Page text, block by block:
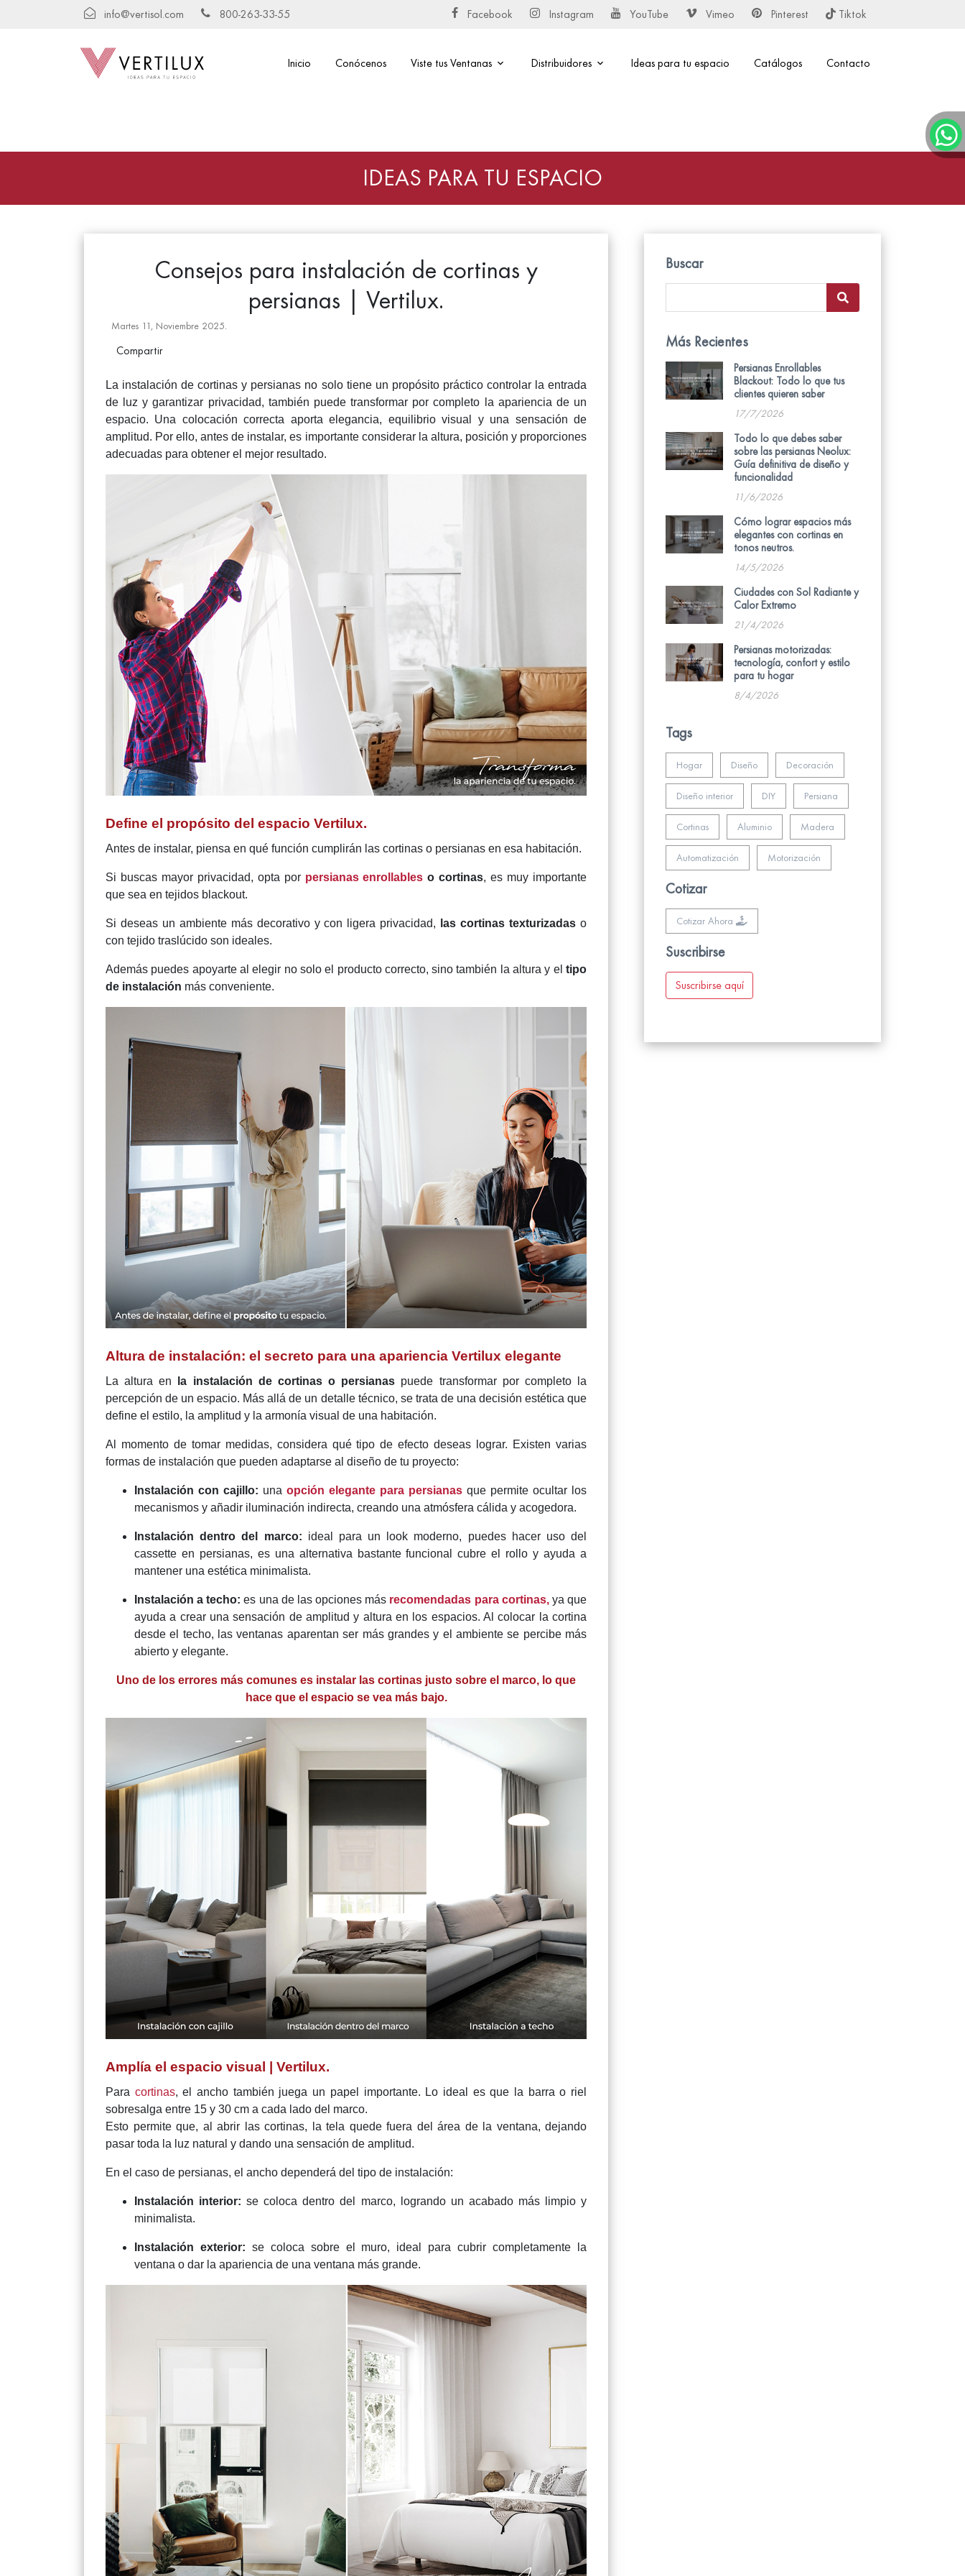
info@vertisol.com 800-263-33-55 Facebook Instagram YouTube Vimeo Pinterest Tiktok
Inicio Conócenos Viste tus Ventanas Distribuidores Ideas para tu espacio Catálogos Contacto
IDEAS PARA TU ESPACIO
Consejos para instalación de cortinas y
persianas | Vertilux.
Martes 11, Noviembre 2025.
Compartir
La instalación de cortinas y persianas no solo tiene un propósito práctico controlar la entrada
de luz y garantizar privacidad, también puede transformar por completo la apariencia de un
espacio. Una colocación correcta aporta elegancia, equilibrio visual y una sensación de
amplitud. Por ello, antes de instalar, es importante considerar la altura, posición y proporciones
adecuadas para obtener el mejor resultado.
Define el propósito del espacio Vertilux.
Antes de instalar, piensa en qué función cumplirán las cortinas o persianas en esa habitación.
Si buscas mayor privacidad, opta por persianas enrollables o cortinas, es muy importante
que sea en tejidos blackout.
Si deseas un ambiente más decorativo y con ligera privacidad, las cortinas texturizadas o
con tejido traslúcido son ideales.
Además puedes apoyarte al elegir no solo el producto correcto, sino también la altura y el tipo
de instalación más conveniente.
Altura de instalación: el secreto para una apariencia Vertilux elegante
La altura en la instalación de cortinas o persianas puede transformar por completo la
percepción de un espacio. Más allá de un detalle técnico, se trata de una decisión estética que
define el estilo, la amplitud y la armonía visual de una habitación.
Al momento de tomar medidas, considera qué tipo de efecto deseas lograr. Existen varias
formas de instalación que pueden adaptarse al diseño de tu proyecto:
Instalación con cajillo: una opción elegante para persianas que permite ocultar los
mecanismos y añadir iluminación indirecta, creando una atmósfera cálida y acogedora.
Instalación dentro del marco: ideal para un look moderno, puedes hacer uso del
cassette en persianas, es una alternativa bastante funcional cubre el rollo y ayuda a
mantener una estética minimalista.
Instalación a techo:es una de las opciones más recomendadas para cortinas,ya que
ayuda a crear una sensación de amplitud y altura en los espacios. Al colocar la cortina
desde el techo, las ventanas aparentan ser más grandes y el ambiente se percibe más
abierto y elegante.
Uno de los errores más comunes es instalar las cortinas justo sobre el marco, lo que
hace que el espacio se vea más bajo.
Amplía el espacio visual | Vertilux.
Para cortinas, el ancho también juega un papel importante. Lo ideal es que la barra o riel
sobresalga entre 15 y 30 cm a cada lado del marco.
Esto permite que, al abrir las cortinas, la tela quede fuera del área de la ventana, dejando
pasar toda la luz natural y dando una sensación de amplitud.
En el caso de persianas, el ancho dependerá del tipo de instalación:
Instalación interior: se coloca dentro del marco, logrando un acabado más limpio y
minimalista.
Instalación exterior: se coloca sobre el muro, ideal para cubrir completamente la
ventana o dar la apariencia de una ventana más grande.
Buscar
Más Recientes
Persianas Enrollables
Blackout: Todo lo que tus
clientes quieren saber
17/7/2026
Todo lo que debes saber
sobre las persianas Neolux:
Guía definitiva de diseño y
funcionalidad
11/6/2026
Cómo lograr espacios más
elegantes con cortinas en
tonos neutros.
14/5/2026
Ciudades con Sol Radiante y
Calor Extremo
21/4/2026
Persianas motorizadas:
tecnología, confort y estilo
para tu hogar
8/4/2026
Tags
Hogar Diseño Decoración
Diseño interior DIY Persiana
Cortinas Aluminio Madera
Automatización Motorización
Cotizar
Cotizar Ahora
Suscribirse
Suscribirse aquí